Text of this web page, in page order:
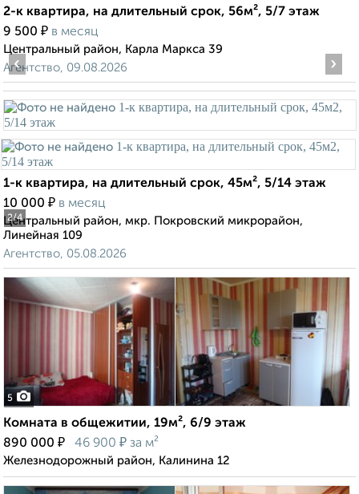
2-к квартира, на длительный срок, 56м², 5/7 этаж
9 500 ₽ в месяц
Центральный район, Карла Маркса 39
Агентство, 09.08.2026
2/4
‹ ›
1-к квартира, на длительный срок, 45м², 5/14 этаж
10 000 ₽ в месяц
Центральный район, мкр. Покровский микрорайон,
Линейная 109
Агентство, 05.08.2026
5
Комната в общежитии, 19м², 6/9 этаж
890 000 ₽ 46 900 ₽ за м²
Железнодорожный район, Калинина 12